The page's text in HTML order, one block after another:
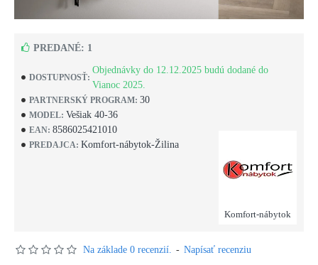
DOSTUPNOSŤ:
Objednávky do 12.12.2025 budú dodané do
Vianoc 2025.
PARTNERSKÝ PROGRAM: 30
MODEL: Vešiak 40-36
EAN: 8586025421010
PREDAJCA: Komfort-nábytok-Žilina
Komfort-nábytok
PREDANÉ: 1
Na základe 0 recenzií. - Napísať recenziu